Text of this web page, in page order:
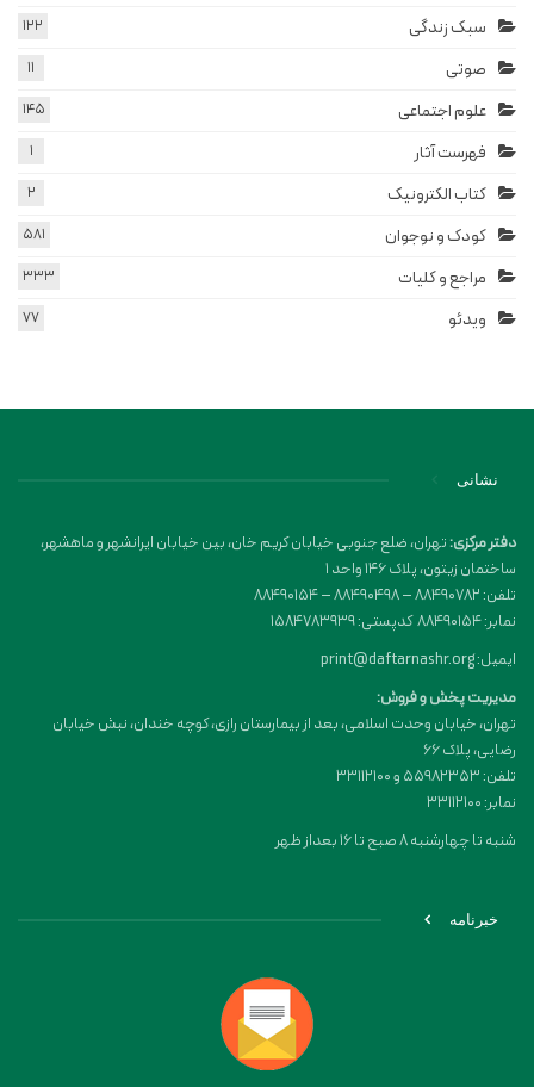
سبک زندگی 122
صوتی 11
علوم اجتماعی 145
فهرست آثار 1
کتاب الکترونیک 2
کودک و نوجوان 581
مراجع و کلیات 333
ویدئو 77
نشانی
دفتر مرکزی:تهران، ضلع جنوبی خیابان کریم خان، بین خیابان ایرانشهر و ماهشهر،
ساختمان زیتون، پلاک 146 واحد 1
تلفن: 88490782 – 88490498 – 88490154
نمابر: 88490154 کدپستی: 1584783939
ایمیل: print@daftarnashr.org
مدیریت پخش و فروش:
تهران، خیابان وحدت اسلامی، بعد از بیمارستان رازی، کوچه خندان، نبش خیابان
رضایی، پلاک ۶۶
تلفن: 55982353 و 33112100
نمابر: 33112100
شنبه تا چهارشنبه 8 صبح تا 16 بعداز ظهر
خبرنامه